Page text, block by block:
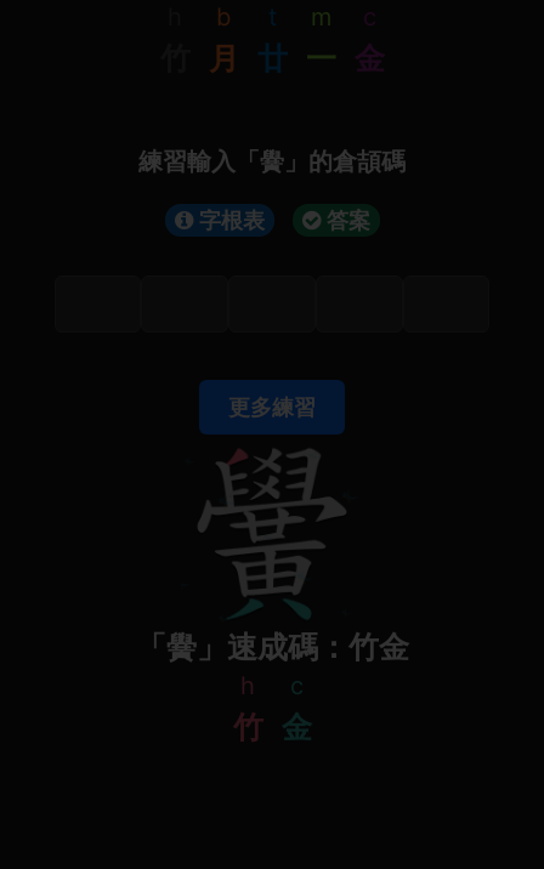
b
月
t
廿
m
一
c
金
練習輸入「黌」的倉頡碼
字根表 答案
更多練習
「黌」速成碼：竹金
h
竹
c
金